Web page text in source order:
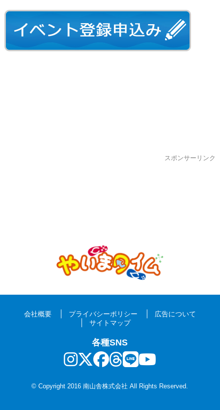
スポンサーリンク
会社概要 プライバシーポリシー
広告について
サイトマップ
各種SNS
© Copyright 2016 南山舎株式会社 All Rights Reserved.